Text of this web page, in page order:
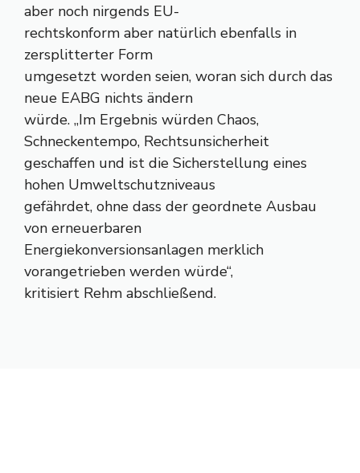
aber noch nirgends EU-
rechtskonform aber natürlich ebenfalls in
zersplitterter Form
umgesetzt worden seien, woran sich durch das
neue EABG nichts ändern
würde. „Im Ergebnis würden Chaos,
Schneckentempo, Rechtsunsicherheit
geschaffen und ist die Sicherstellung eines
hohen Umweltschutzniveaus
gefährdet, ohne dass der geordnete Ausbau
von erneuerbaren
Energiekonversionsanlagen merklich
vorangetrieben werden würde“,
kritisiert Rehm abschließend.